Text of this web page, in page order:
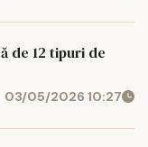
de 12 tipuri de
03/05/2026 10:27